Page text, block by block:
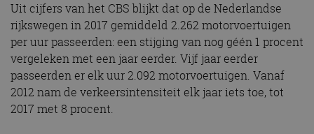
Uit cijfers van het CBS blijkt dat op de Nederlandse
rijkswegen in 2017 gemiddeld 2.262 motorvoertuigen
per uur passeerden: een stijging van nog géén 1 procent
vergeleken met een jaar eerder. Vijf jaar eerder
passeerden er elk uur 2.092 motorvoertuigen. Vanaf
2012 nam de verkeersintensiteit elk jaar iets toe, tot
2017 met 8 procent.